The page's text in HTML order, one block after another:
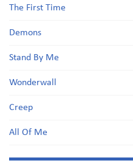
The First Time
Demons
Stand By Me
Wonderwall
Creep
All Of Me